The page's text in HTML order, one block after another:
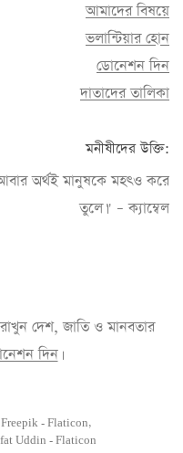
আমাদের বিষয়ে
ভলান্টিয়ার হোন
ডোনেশন দিন
দাতাদের তালিকা
মনীষীদের উক্তি:
অর্থই মানুষকে মহৎও করে
তুলে।" – ক্যাম্বেল
দেশ, জাতি ও মানবতার
দিন।
- Flaticon,
Uddin - Flaticon